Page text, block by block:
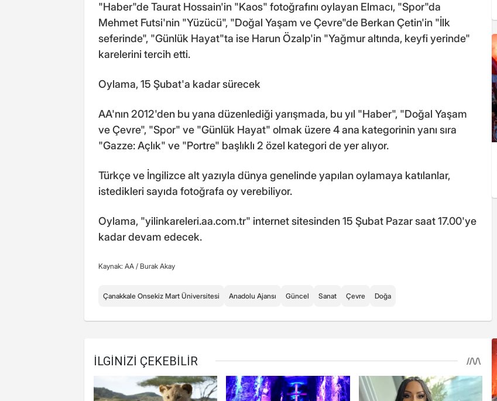
"Haber"de Taurat Hossain'in "Kaos" fotoğrafını oylayan Elmacı, "Spor"da
Mehmet Futsi'nin "Yüzücü", "Doğal Yaşam ve Çevre"de Berkan Çetin'in "İlk
seferinde", "Günlük Hayat"ta ise Harun Özalp'in "Yağmur altında, keyfi yerinde"
karelerini tercih etti.
Oylama, 15 Şubat'a kadar sürecek
AA'nın 2012'den bu yana düzenlediği yarışmada, bu yıl "Haber", "Doğal Yaşam
ve Çevre", "Spor" ve "Günlük Hayat" olmak üzere 4 ana kategorinin yanı sıra
"Gazze: Açlık" ve "Portre" başlıklı 2 özel kategori de yer alıyor.
Türkçe ve İngilizce alt yazıyla dünya genelinde yapılan oylamaya katılanlar,
istedikleri sayıda fotoğrafa oy verebiliyor.
Oylama, "yilinkareleri.aa.com.tr" internet sitesinden 15 Şubat Pazar saat 17.00'ye
kadar devam edecek.
Kaynak: AA / Burak Akay
Çanakkale Onsekiz Mart Üniversitesi Anadolu Ajansı Güncel Sanat Çevre Doğa